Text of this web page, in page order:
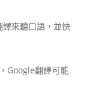
來聽口語，並快
Google翻譯可能